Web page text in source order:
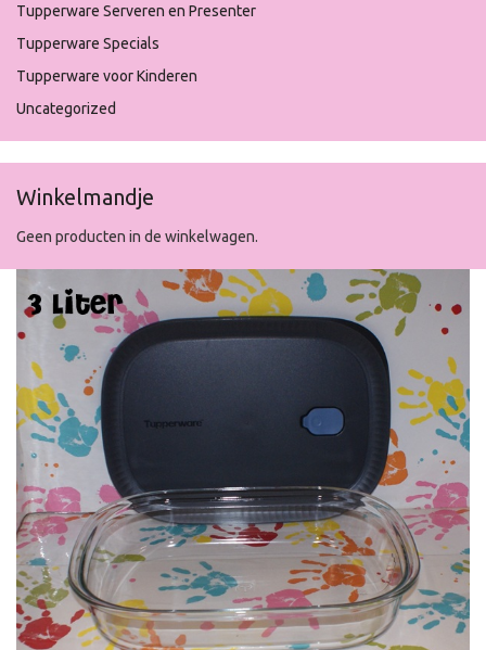
Tupperware Serveren en Presenter
Tupperware Specials
Tupperware voor Kinderen
Uncategorized
Winkelmandje
Geen producten in de winkelwagen.